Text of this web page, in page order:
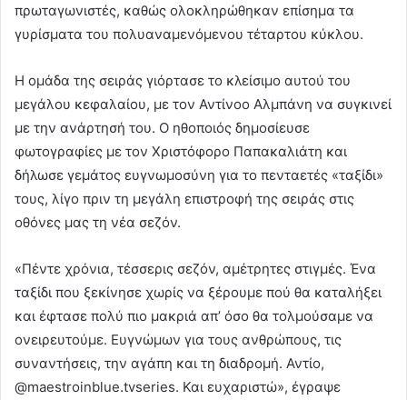
πρωταγωνιστές, καθώς ολοκληρώθηκαν επίσημα τα
γυρίσματα του πολυαναμενόμενου τέταρτου κύκλου.
Η ομάδα της σειράς γιόρτασε το κλείσιμο αυτού του
μεγάλου κεφαλαίου, με τον Αντίνοο Αλμπάνη να συγκινεί
με την ανάρτησή του. Ο ηθοποιός δημοσίευσε
φωτογραφίες με τον Χριστόφορο Παπακαλιάτη και
δήλωσε γεμάτος ευγνωμοσύνη για το πενταετές «ταξίδι»
τους, λίγο πριν τη μεγάλη επιστροφή της σειράς στις
οθόνες μας τη νέα σεζόν.
«Πέντε χρόνια, τέσσερις σεζόν, αμέτρητες στιγμές. Ένα
ταξίδι που ξεκίνησε χωρίς να ξέρουμε πού θα καταλήξει
και έφτασε πολύ πιο μακριά απ’ όσο θα τολμούσαμε να
ονειρευτούμε. Ευγνώμων για τους ανθρώπους, τις
συναντήσεις, την αγάπη και τη διαδρομή. Αντίο,
@maestroinblue.tvseries. Και ευχαριστώ», έγραψε